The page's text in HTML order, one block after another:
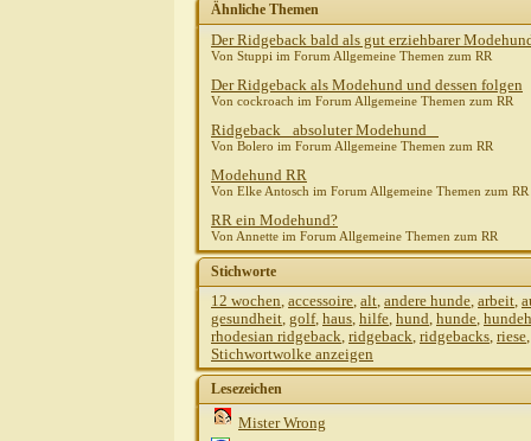
Ähnliche Themen
Der Ridgeback bald als gut erziehbarer
Von Stuppi im Forum Allgemeine Themen zum RR
Der Ridgeback als Modehund und dessen folgen
Von cockroach im Forum Allgemeine Themen zum RR
Ridgeback_ absoluter Modehund _
Von Bolero im Forum Allgemeine Themen zum RR
Modehund RR
Von Elke Antosch im Forum Allgemeine Themen zum RR
RR ein Modehund?
Von Annette im Forum Allgemeine Themen zum RR
Stichworte
12 wochen, accessoire, alt, andere hunde, arbeit,
gesundheit, golf, haus, hilfe, hund, hunde,
rhodesian ridgeback, ridgeback, ridgebacks, riese,
Stichwortwolke anzeigen
Lesezeichen
Mister Wrong